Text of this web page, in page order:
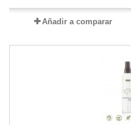
Añadir a comparar